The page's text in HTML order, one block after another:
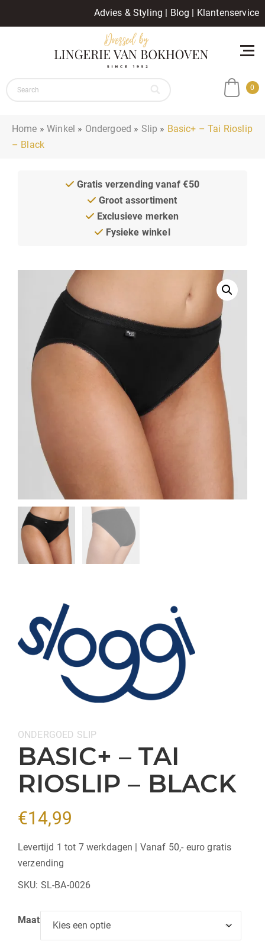
Advies & Styling | Blog | Klantenservice
0
Home »Winkel » Ondergoed » Slip » Basic+ – Tai Rioslip
– Black
Gratis verzending vanaf €50
Groot assortiment
Exclusieve merken
Fysieke winkel
Categorieën:
ONDERGOED SLIP
BASIC+ – TAI
RIOSLIP – BLACK
€14,99
Levertijd 1 tot 7 werkdagen | Vanaf 50,- euro gratis
verzending
SKU: SL-BA-0026
Maat